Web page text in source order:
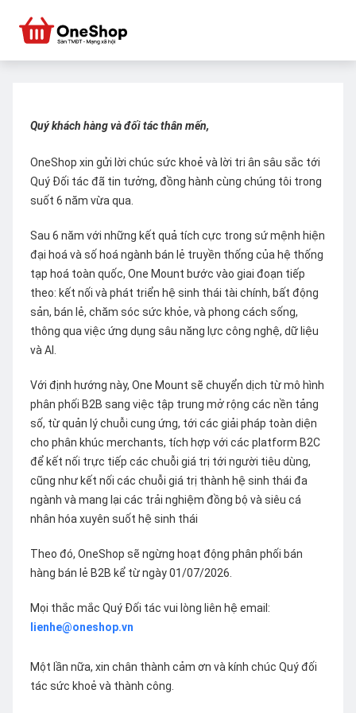
Quý khách hàng và đối tác thân mến,
OneShop xin gửi lời chúc sức khoẻ và lời tri ân sâu sắc tới
Quý Đối tác đã tin tưởng, đồng hành cùng chúng tôi trong
suốt 6 năm vừa qua.
Sau 6 năm với những kết quả tích cực trong sứ mệnh hiện
đại hoá và số hoá ngành bán lẻ truyền thống của hệ thống
tạp hoá toàn quốc, One Mount bước vào giai đoạn tiếp
theo: kết nối và phát triển hệ sinh thái tài chính, bất động
sản, bán lẻ, chăm sóc sức khỏe, và phong cách sống,
thông qua việc ứng dụng sâu năng lực công nghệ, dữ liệu
và AI.
Với định hướng này, One Mount sẽ chuyển dịch từ mô hình
phân phối B2B sang việc tập trung mở rộng các nền tảng
số, từ quản lý chuỗi cung ứng, tới các giải pháp toàn diện
cho phân khúc merchants, tích hợp với các platform B2C
để kết nối trực tiếp các chuỗi giá trị tới người tiêu dùng,
cũng như kết nối các chuỗi giá trị thành hệ sinh thái đa
ngành và mang lại các trải nghiệm đồng bộ và siêu cá
nhân hóa xuyên suốt hệ sinh thái
Theo đó, OneShop sẽ ngừng hoạt động phân phối bán
hàng bán lẻ B2B kể từ ngày 01/07/2026.
Mọi thắc mắc Quý Đối tác vui lòng liên hệ email:
lienhe@oneshop.vn
Một lần nữa, xin chân thành cảm ơn và kính chúc Quý đối
tác sức khoẻ và thành công.